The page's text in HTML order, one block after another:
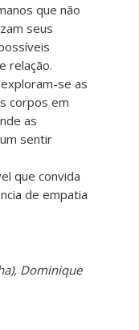
que não
seus
relação.
se as
corpos em
as
sentir
que convida
de empatia
Dominique